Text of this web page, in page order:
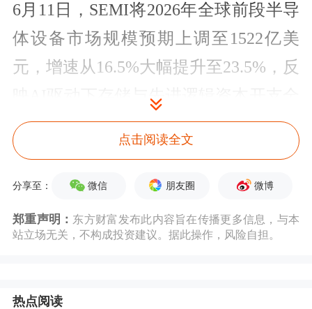
6月11日，SEMI将2026年全球前段半导
体设备市场规模预期上调至1522亿美
元，增速从16.5%大幅提升至23.5%，反
映AI驱动下存储与先进逻辑资本开支全
面超预期。近日，世界半导体贸易统计
组织（WSTS）发布了2026年春季半导
体市场预测报告，大幅上调了对2026年
及2027年全球半导体行业的增长预期。
数据显示，得益于2025年底及2026年初
年全球半导体市场将实现同比90%的增
点击阅读全文
分享至： 微信 朋友圈 微博
郑重声明： 东方财富发布此内容旨在传播更多信息，与本
站立场无关，不构成投资建议。据此操作，风险自担。
热点阅读